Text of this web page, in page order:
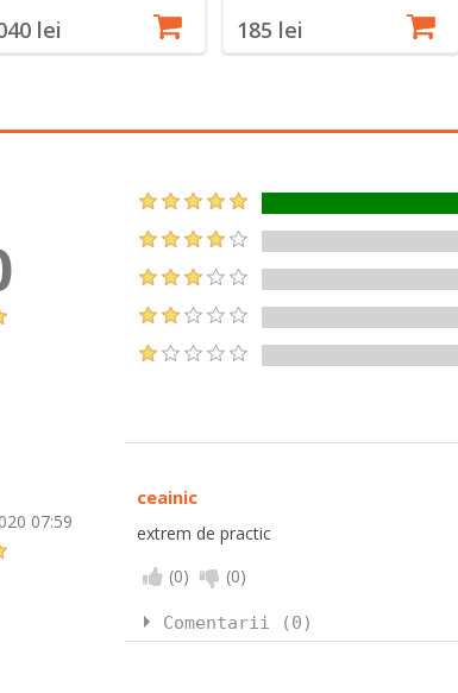
lei 185 lei
07:59
ceainic
extrem de practic
(0) (0)
Comentarii (0)